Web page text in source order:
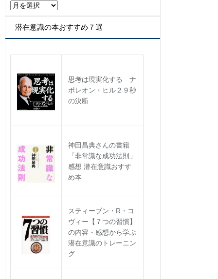
ア
ー
カ
イ
潜在意識の本おすすめ７選
思考は現実化する ナ
ポレオン・ヒル２９秒
の決断
神田昌典さんの書籍
「非常識な成功法則」
感想 潜在意識おすす
め本
スティーブン・R・コ
ヴィー【７つの習慣】
の内容・感想から学ぶ
潜在意識のトレーニン
グ